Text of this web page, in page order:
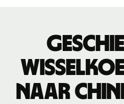
naar